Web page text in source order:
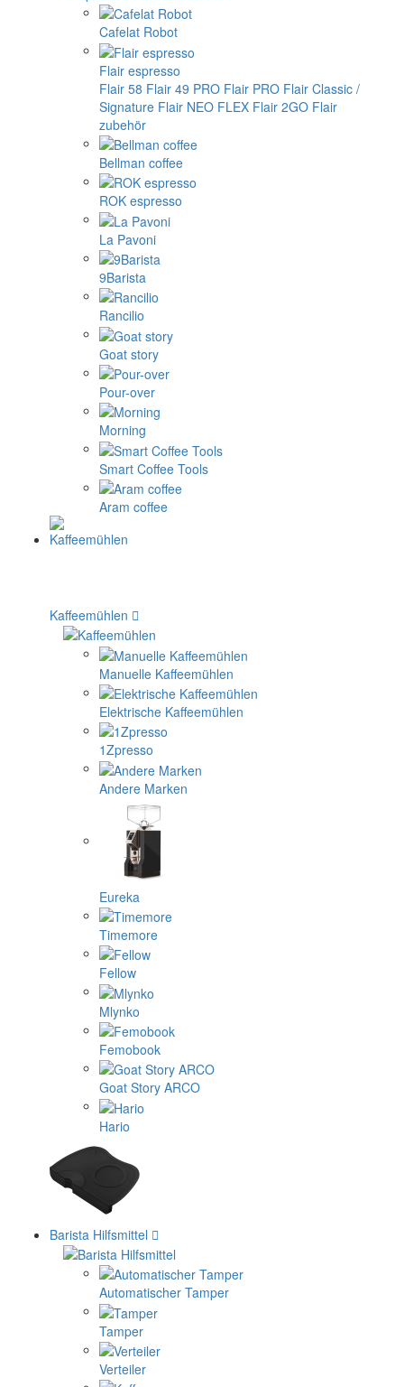
Cafelat Robot
Flair espresso
Flair 58 Flair 49 PRO Flair PRO Flair Classic /
Signature Flair NEO FLEX Flair 2GO Flair
zubehör
Bellman coffee
ROK espresso
La Pavoni
9Barista
Rancilio
Goat story
Pour-over
Morning
Smart Coffee Tools
Aram coffee
Kaffeemühlen
Manuelle Kaffeemühlen
Elektrische Kaffeemühlen
1Zpresso
Andere Marken
Eureka
Timemore
Fellow
Mlynko
Femobook
Goat Story ARCO
Hario
Barista Hilfsmittel
Automatischer Tamper
Tamper
Verteiler